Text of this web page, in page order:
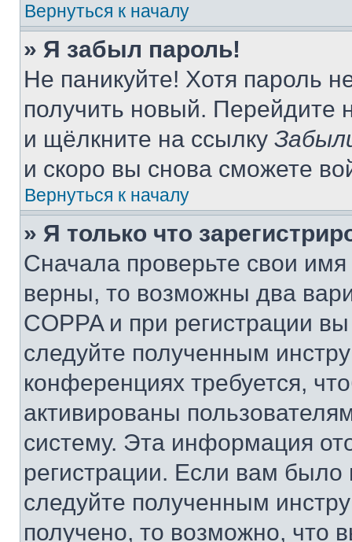
Вернуться к началу
» Я забыл пароль!
Не паникуйте! Хотя пароль
получить новый. Перейдите
и щёлкните на ссылку
и скоро вы снова сможете
Вернуться к началу
» Я только что
Сначала проверьте свои
верны, то возможны два
COPPA и при регистрации
следуйте полученным
конференциях требуется,
активированы
систему. Эта информация
регистрации. Если вам
следуйте полученным
получено, то возможно, что